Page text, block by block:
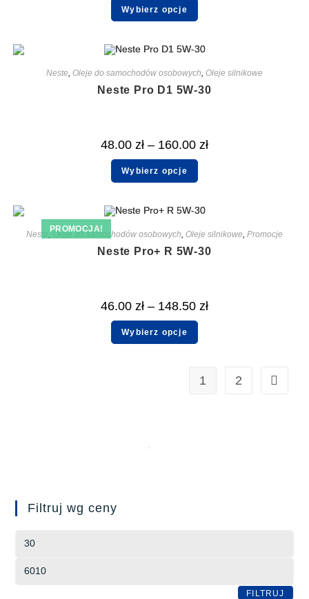
Wybierz opcje
Neste, Oleje do samochodów osobowych, Oleje silnikowe
Neste Pro D1 5W-30
48.00 zł – 160.00 zł
Wybierz opcje
PROMOCJA!
Neste , Oleje do samochodów osobowych, Oleje silnikowe, Promocje
Neste Pro+ R 5W-30
46.00 zł – 148.50 zł
Wybierz opcje
1 2
Filtruj wg ceny
FILTRUJ